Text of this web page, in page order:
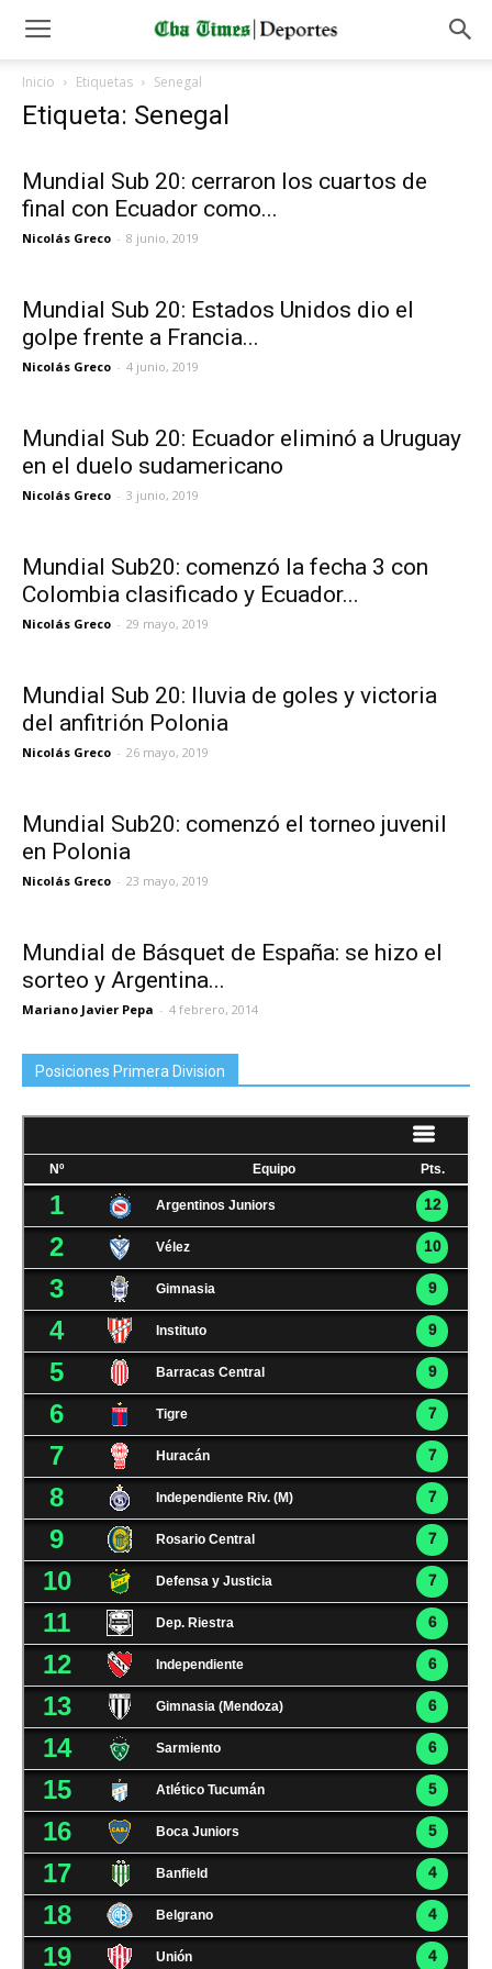
Inicio Etiquetas Senegal
Etiqueta: Senegal
Mundial Sub 20: cerraron los cuartos de
final con Ecuador como...
Nicolás Greco - 8 junio, 2019
Mundial Sub 20: Estados Unidos dio el
golpe frente a Francia...
Nicolás Greco - 4 junio, 2019
Mundial Sub 20: Ecuador eliminó a Uruguay
en el duelo sudamericano
Nicolás Greco - 3 junio, 2019
Mundial Sub20: comenzó la fecha 3 con
Colombia clasificado y Ecuador...
Nicolás Greco - 29 mayo, 2019
Mundial Sub 20: lluvia de goles y victoria
del anfitrión Polonia
Nicolás Greco - 26 mayo, 2019
Mundial Sub20: comenzó el torneo juvenil
en Polonia
Nicolás Greco - 23 mayo, 2019
Mundial de Básquet de España: se hizo el
sorteo y Argentina...
Mariano Javier Pepa - 4 febrero, 2014
Posiciones Primera Division